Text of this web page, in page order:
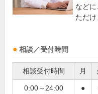
など
ただけ
相談／受付時間
相談受付時間 月
0:00～24:00 ●